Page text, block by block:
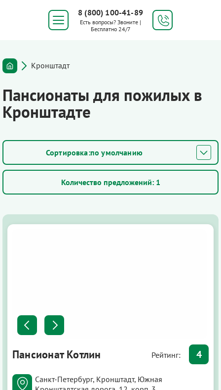
8 (800) 100-41-89
Есть вопросы? Звоните |
Бесплатно 24/7
Кронштадт
Пансионаты для пожилых в
Кронштадте
по умолчанию
Количество предложений: 1
Пансионат Котлин Рейтинг: 4
Санкт-Петербург, Кронштадт, Южная